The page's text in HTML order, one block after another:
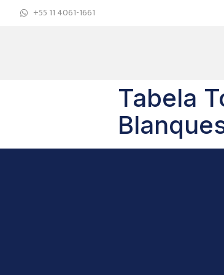
+55 11 4061-1661
Tabela